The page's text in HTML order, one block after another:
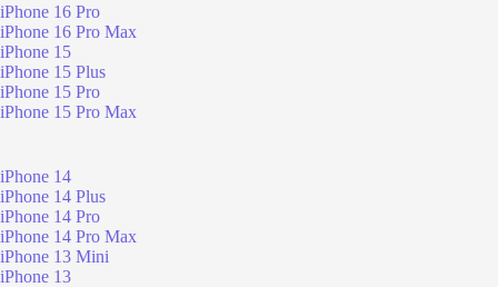
iPhone 16 Pro
iPhone 16 Pro Max
iPhone 15
iPhone 15 Plus
iPhone 15 Pro
iPhone 15 Pro Max
iPhone 14
iPhone 14 Plus
iPhone 14 Pro
iPhone 14 Pro Max
iPhone 13 Mini
iPhone 13